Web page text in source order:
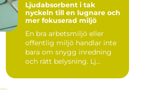
Ljudabsorbent i tak
nyckeln till en lugnare och
mer fokuserad miljö
En bra arbetsmiljö eller
offentlig miljö handlar inte
bara om snygg inredning
och rätt belysning. Lj...